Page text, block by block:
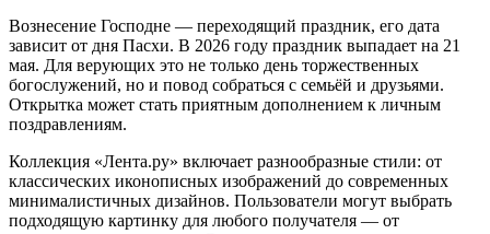
Вознесение Господне — переходящий праздник, его дата
зависит от дня Пасхи. В 2026 году праздник выпадает на 21
мая. Для верующих это не только день торжественных
богослужений, но и повод собраться с семьёй и друзьями.
Открытка может стать приятным дополнением к личным
поздравлениям.
Коллекция «Лента.ру» включает разнообразные стили: от
классических иконописных изображений до современных
минималистичных дизайнов. Пользователи могут выбрать
подходящую картинку для любого получателя — от